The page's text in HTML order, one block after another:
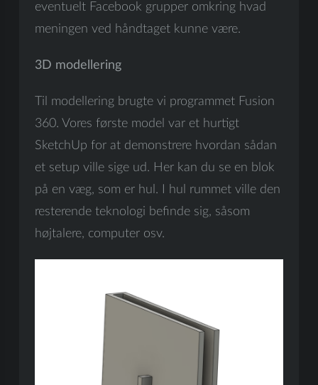
eventuelt Facebook grupper omkring hvad
meningen ved håndtaget kunne være.
3D modellering
Til modellering brugte vi programmet Fusion
360. Vores første model var et hurtigt
SketchUp for at demonstrere hvordan sådan
et setup ville sige ud. Her kan du se en blok
på en væg, som er hul. I hul rummet ville den
resterende teknologi befinde sig, såsom
højtalere, computer osv.